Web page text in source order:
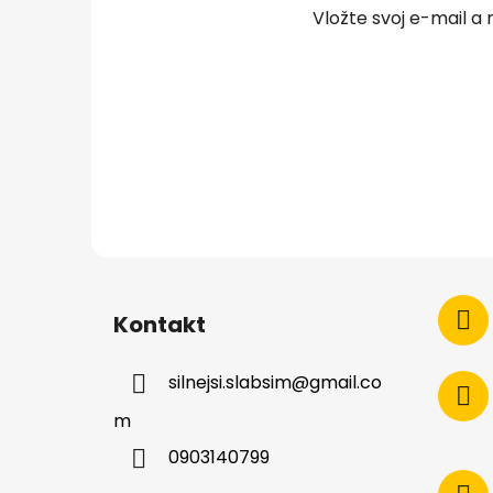
Vložte svoj e-mail a
Kontakt
silnejsi.slabsim@gmail.co
m
0903140799